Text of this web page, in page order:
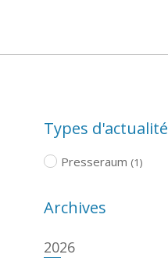
Types d'actualité
Presseraum (1)
Archives
2026